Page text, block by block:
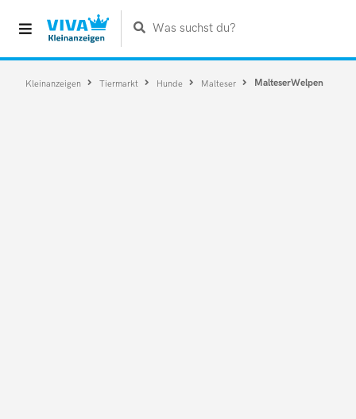
Was suchst du?
Kleinanzeigen Tiermarkt Hunde Malteser MalteserWelpen